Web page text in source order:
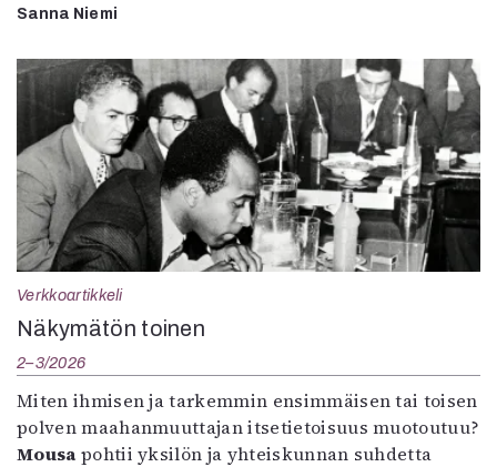
Sanna Niemi
Verkkoartikkeli
Näkymätön toinen
2–3/2026
Miten ihmisen ja tarkemmin ensimmäisen tai toisen
polven maahanmuuttajan itsetietoisuus muotoutuu?
Mousa pohtii yksilön ja yhteiskunnan suhdetta